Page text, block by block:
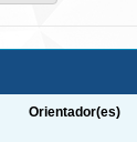
Orientador(es)